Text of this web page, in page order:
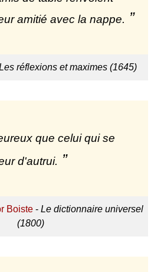
amitié avec la nappe.
réflexions et maximes (1645)
que celui qui se
d'autrui.
Boiste -Le dictionnaire universel
(1800)